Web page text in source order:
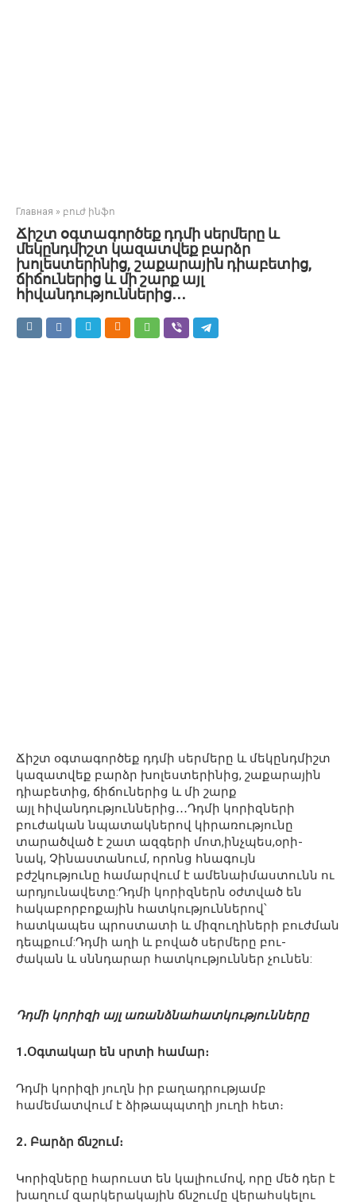
Главная » բուժ ինֆո
Ճիշտ օգտագործեք դդմի սերմերը և
մեկընդմիշտ կազատվեք բարձր
խոլեստերինից, շաքարային դիաբետից,
ճիճուներից և մի շարք այլ
հիվանդություններից․․․
Ճիշտ օգտագործեք դդմի սերմերը և մեկընդմիշտ
կազատվեք բարձր խոլեստերինից, շաքարային
դիաբետից, ճիճուներից և մի շարք
այլ հիվանդություններից․․․Դդմի կորիզների
բուժական նպատակներով կիրառությունը
տարածված է շատ ազգերի մոտ,ինչպես,օրի-
նակ, Չինաստանում, որոնց հնագույն
բժշկությունը համարվում է ամենաիմաստունն ու
արդյունավետը:Դդմի կորիզներն օժտված են
հակաբորբոքային հատկություններով՝
հատկապես պրոստատի և միզուղիների բուժման
դեպքում:Դդմի աղի և բոված սերմերը բու-
ժական և սննդարար հատկություններ չունեն:
Դդմի կորիզի այլ առանձնահատկությունները
1․Օգտակար են սրտի համար։
Դդմի կորիզի յուղն իր բաղադրությամբ
համեմատվում է ձիթապպտղի յուղի հետ։
2․ Բարձր ճնշում։
Կորիզները հարուստ են կալիումով, որը մեծ դեր է
խաղում զարկերակային ճնշումը վերահսկելու